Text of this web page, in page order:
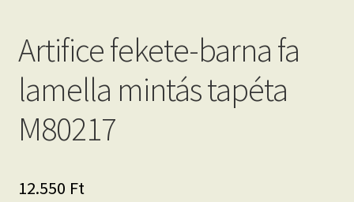
Artifice fekete-barna fa
lamella mintás tapéta
M80217
12.550 Ft